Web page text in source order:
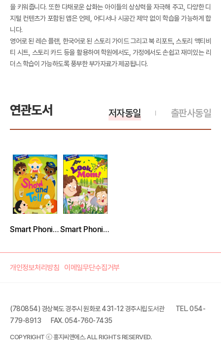
을 키워줍니다. 또한 다채로운 삽화는 아이들의 상상력을 자극해 주고, 다양한 디
지털 컨텐츠가 포함된 앱은 언제, 어디서나 시공간 제약 없이 학습을 가능하게 합
니다.
영어로 된 레슨 플랜, 한국어로 된 스토리 가이드 그리고 북 리포트, 스토리 액티비
티 시트, 스토리 카드 등을 활용하여 학원에서도, 가정에서도 손쉽고 재미있는 리
더스 학습이 가능하도록 풍부한 부가자료가 제공됩니다.
연관도서 출판사동일
저자동일
Smart Phonics Readers 1-2 : Show and Tell Smart Phonics Readers 1-1 : Look, Mom!
개인정보처리방침 이메일무단수집거부
(780854) 경상북도 경주시 원화로 431-12 경주시립도서관
TEL. 054-
779-8913
FAX. 054-760-7435
COPYRIGHT ⓒ 홍지씨앤에스. ALL RIGHTS RESERVED.